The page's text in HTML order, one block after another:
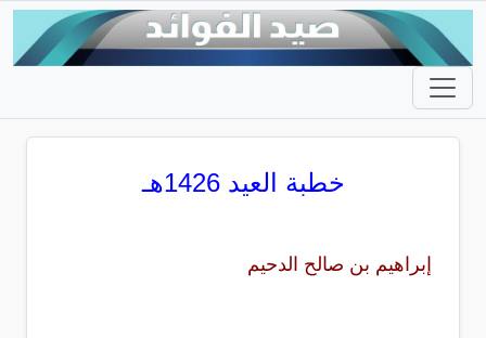
خطبة العيد 1426هـ
إبراهيم بن صالح الدحيم